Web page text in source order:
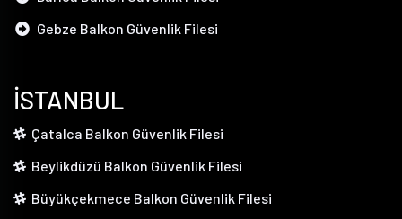
Gebze Balkon Güvenlik Filesi
İSTANBUL
Çatalca Balkon Güvenlik Filesi
Beylikdüzü Balkon Güvenlik Filesi
Büyükçekmece Balkon Güvenlik Filesi